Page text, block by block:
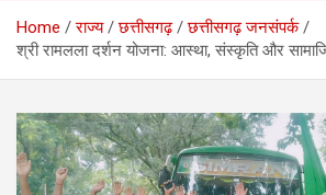
Home राज्य छत्तीसगढ़
छत्तीसगढ़ जनसंपर्क
श्री रामलला दर्शन योजना: आस्था, संस्कृति और